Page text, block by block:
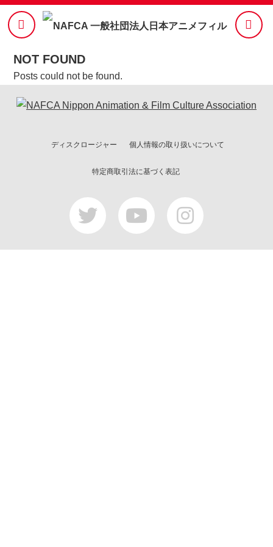
NOT FOUND
Posts could not be found.
ディスクロージャー 個人情報の取り扱いについて
特定商取引法に基づく表記